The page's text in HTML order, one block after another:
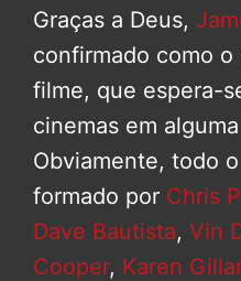
Graças a Deus,
confirmado como
filme, que espera-
cinemas em
Obviamente, todo
formado por Chris
Dave Bautista, Vin
Cooper, Karen